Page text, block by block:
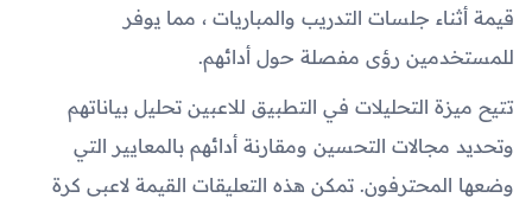
قيمة أثناء جلسات التدريب والمباريات ، مما يوفر
للمستخدمين رؤى مفصلة حول أدائهم.
تتيح ميزة التحليلات في التطبيق للاعبين تحليل بياناتهم
وتحديد مجالات التحسين ومقارنة أدائهم بالمعايير التي
وضعها المحترفون. تمكن هذه التعليقات القيمة لاعبي كرة